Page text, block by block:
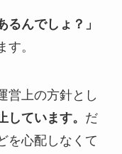
るんでしょ？」
。
営上の方針とし
ています。 だ
を心配しなくて